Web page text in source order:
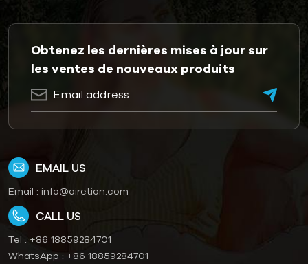
Obtenez les dernières mises à jour sur
les ventes de nouveaux produits
EMAIL US
Email : info@airetion.com
CALL US
Tel : +86 18859284701
WhatsApp : +86 18859284701